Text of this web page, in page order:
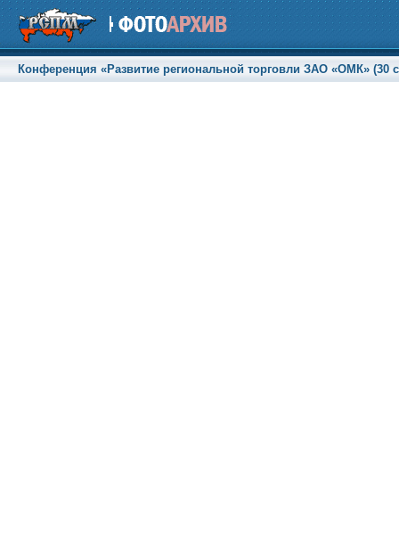
Конференция «Развитие региональной торговли ЗАО «ОМК» (30